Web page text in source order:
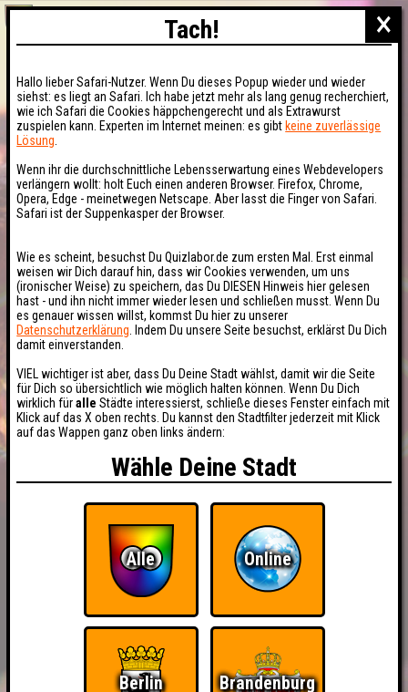
×
Tach!
Hallo lieber Safari-Nutzer. Wenn Du dieses Popup wieder und wieder
siehst: es liegt an Safari. Ich habe jetzt mehr als lang genug recherchiert,
wie ich Safari die Cookies häppchengerecht und als Extrawurst
zuspielen kann. Experten im Internet meinen: es gibt keine zuverlässige
Lösung
Wenn ihr die durchschnittliche Lebensserwartung eines Webdevelopers
verlängern wollt: holt Euch einen anderen Browser. Firefox, Chrome,
Opera, Edge - meinetwegen Netscape. Aber lasst die Finger von Safari.
Safari ist der Suppenkasper der Browser.
Wie es scheint, besuchst Du Quizlabor.de zum ersten Mal. Erst einmal
weisen wir Dich darauf hin, dass wir Cookies verwenden, um uns
(ironischer Weise) zu speichern, das Du DIESEN Hinweis hier gelesen
hast - und ihn nicht immer wieder lesen und schließen musst. Wenn Du
es genauer wissen willst, kommst Du hier zu unserer
Datenschutzerklärung . Indem Du unsere Seite besuchst, erklärst Du Dich
damit einverstanden.
VIEL wichtiger ist aber, dass Du Deine Stadt wählst, damit wir die Seite
für Dich so übersichtlich wie möglich halten können. Wenn Du Dich
wirklich füralle Städte interessierst, schließe dieses Fenster einfach mit
Klick auf das X oben rechts. Du kannst den Stadtfilter jederzeit mit Klick
auf das Wappen ganz oben links ändern:
Wähle Deine Stadt
Alle Online
Berlin Brandenburg